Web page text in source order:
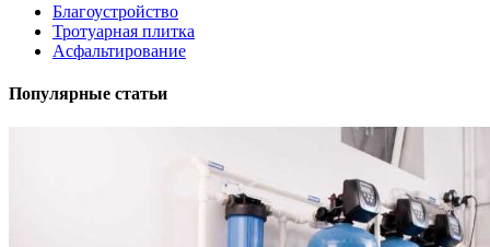
Благоустройство
Тротуарная плитка
Асфальтирование
Популярные статьи